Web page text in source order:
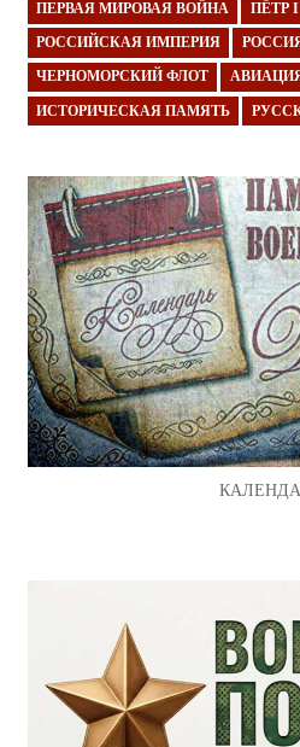
ПЕРВАЯ МИРОВАЯ ВОЙНА ПЁТР I
РОССИЙСКАЯ ИМПЕРИЯ
ЧЕРНОМОРСКИЙ ФЛОТ
ИСТОРИЧЕСКАЯ ПАМЯТЬ